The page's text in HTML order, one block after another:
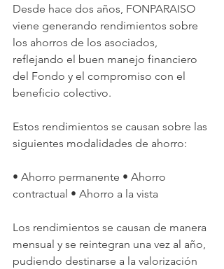
Desde hace dos años, FONPARAISO
viene generando rendimientos sobre
los ahorros de los asociados,
reflejando el buen manejo financiero
del Fondo y el compromiso con el
beneficio colectivo.
Estos rendimientos se causan sobre las
siguientes modalidades de ahorro:
• Ahorro permanente • Ahorro
contractual • Ahorro a la vista
Los rendimientos se causan de manera
mensual y se reintegran una vez al año,
pudiendo destinarse a la valorización